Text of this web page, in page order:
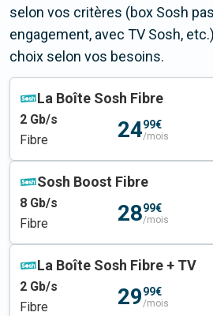
selon vos critères (box Sosh
engagement, avec TV Sosh,
choix selon vos besoins.
La Boîte Sosh Fibre
2 Gb/s
Fibre
2499€
/mois
Sosh Boost Fibre
8 Gb/s
Fibre
2899€
/mois
La Boîte Sosh Fibre + TV
2 Gb/s
Fibre
2999€
/mois